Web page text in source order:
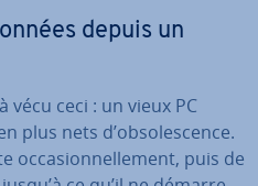
depuis un
vécu ceci : un vieux PC
plus nets d’ob­so­les­cence.
oc­ca­sion­nel­le­ment, puis de